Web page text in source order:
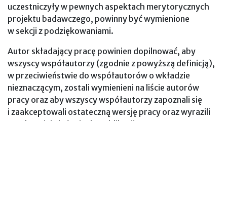
uczestniczyły w pewnych aspektach merytorycznych
projektu badawczego, powinny być wymienione
w sekcji z podziękowaniami.
Autor składający pracę powinien dopilnować, aby
wszyscy współautorzy (zgodnie z powyższą definicją),
w przeciwieństwie do współautorów o wkładzie
nieznaczącym, zostali wymienieni na liście autorów
pracy oraz aby wszyscy współautorzy zapoznali się
i zaakceptowali ostateczną wersję pracy oraz wyrazili
zgodę na jej złożenie do publikacji.